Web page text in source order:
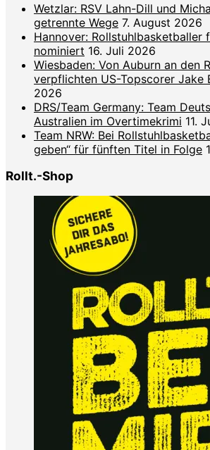
Wetzlar: RSV Lahn-Dill und
getrennte Wege 7. August 2026
Hannover: Rollstuhlbasketballer
nominiert 16. Juli 2026
Wiesbaden: Von Auburn an den
verpflichten US-Topscorer Jake
2026
DRS/Team Germany: Team
Australien im Overtimekrimi 11.
Team NRW: Bei
geben“ für fünften Titel in Folge
Rollt.-Shop